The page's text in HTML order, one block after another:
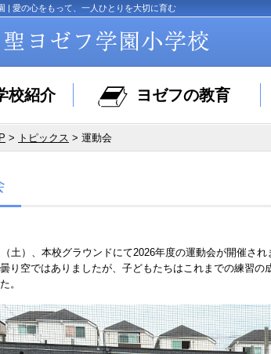
| 愛の心をもって、一人ひとりを大切に育む
校紹介 ヨゼフの教育
> トピックス > 運動会
（土）、本校グラウンドにて2026年度の運動会が開催され
り空ではありましたが、子どもたちはこれまでの練習
。